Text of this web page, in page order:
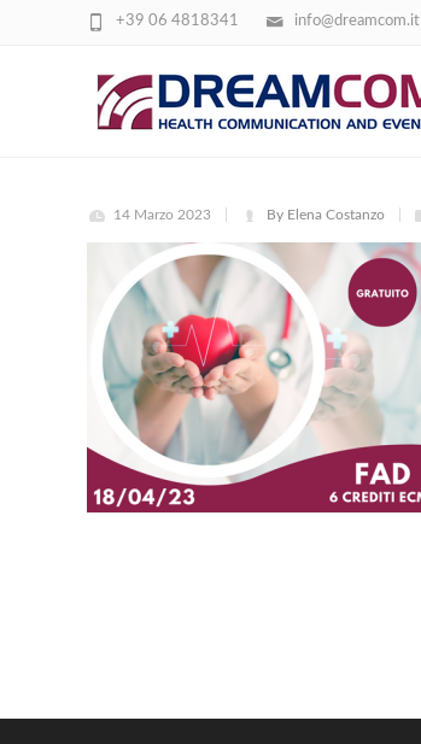
info@dreamcom.it
+39 06 4818341
SCOMPENSO 2
14 Marzo 2023 By Elena Costanzo